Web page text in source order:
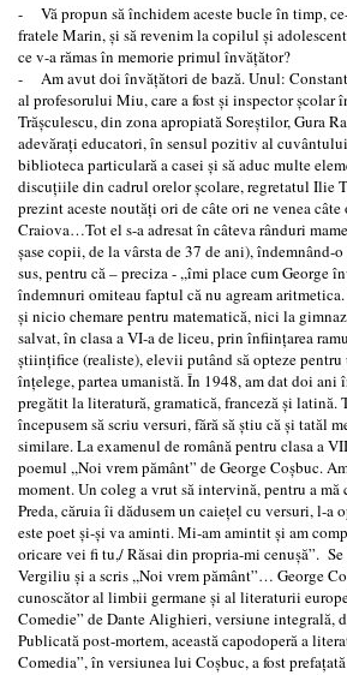
- Vă propun să închidem aceste bucle în timp,
fratele Marin, şi să revenim la copilul şi
ce v-a rămas în memorie primul învăţător?
- Am avut doi învăţători de bază. Unul:
al profesorului Miu, care a fost şi inspector
Trăşculescu, din zona apropiată Soreştilor, Gura
adevăraţi educatori, în sensul pozitiv al
biblioteca particulară a casei şi să aduc multe
discuţiile din cadrul orelor şcolare, regretatul Ilie
prezint aceste noutăţi ori de câte ori ne venea
Craiova…Tot el s-a adresat în câteva rânduri
şase copii, de la vârsta de 37 de ani), îndemnând-o
sus, pentru că – preciza - ,,îmi place cum George
îndemnuri omiteau faptul că nu agream
şi nicio chemare pentru matematică, nici la
salvat, în clasa a VI-a de liceu, prin înfiinţarea
ştiinţifice (realiste), elevii putând să opteze pentru
înţelege, partea umanistă. În 1948, am dat doi ani
pregătit la literatură, gramatică, franceză şi latină.
începusem să scriu versuri, fără să ştiu că şi tatăl
similare. La examenul de română pentru clasa a
poemul ,,Noi vrem pământ” de George Coşbuc.
moment. Un coleg a vrut să intervină, pentru a
Preda, căruia îi dădusem un caieţel cu versuri, l-a
este poet şi-şi va aminti. Mi-am amintit şi am
oricare vei fi tu,/ Răsai din propria-mi cenuşă”.
Vergiliu şi a scris ,,Noi vrem pământ”… George
cunoscător al limbii germane şi al literaturii
Comedie” de Dante Alighieri, versiune integrală,
Publicată post-mortem, această capodoperă a
Comedia”, în versiunea lui Coşbuc, a fost